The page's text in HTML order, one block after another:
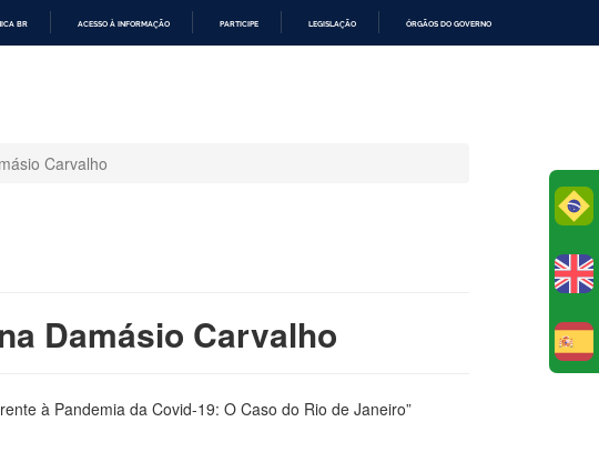
BR ACESSO À INFORMAÇÃO PARTICIPE LEGISLAÇÃO ÓRGÃOS DO GOVERNO
Carvalho
Damásio Carvalho
à Pandemia da Covid-19: O Caso do Rio de Janeiro”